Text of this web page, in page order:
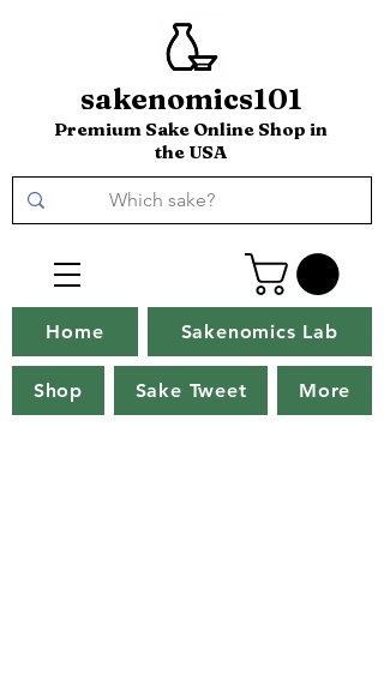
sakenomics101
Premium Sake Online Shop in
the USA
Home Sakenomics Lab
Shop Sake Tweet More